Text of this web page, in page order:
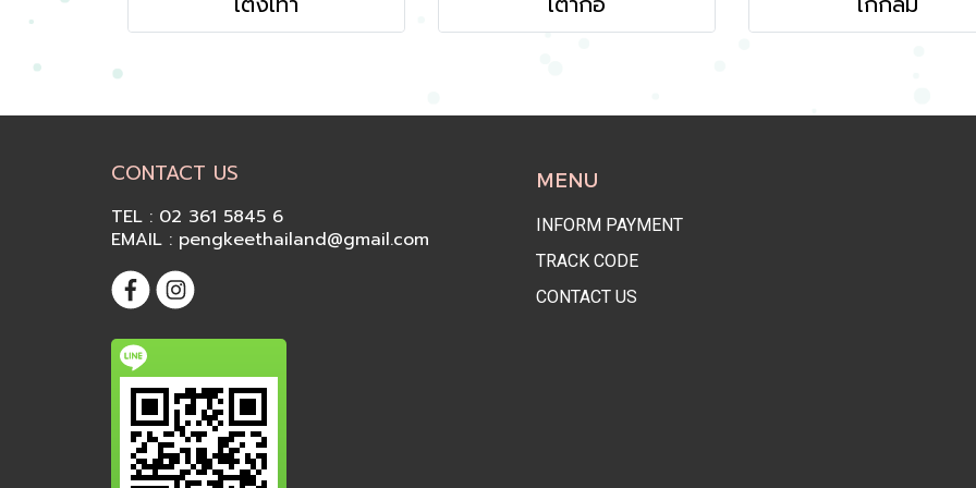
CONTACT US
TEL : 02 361 5845 6
EMAIL : pengkeethailand@gmail.com
MENU
INFORM PAYMENT
TRACK CODE
CONTACT US